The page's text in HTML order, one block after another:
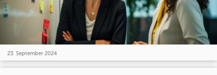
23. September 2024